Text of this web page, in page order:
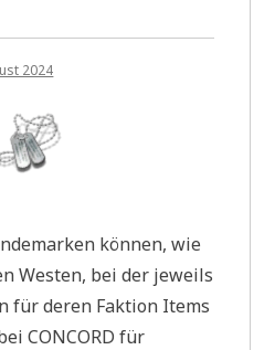
2024
können, wie
Westen, bei der jeweils
für deren Faktion Items
CONCORD für